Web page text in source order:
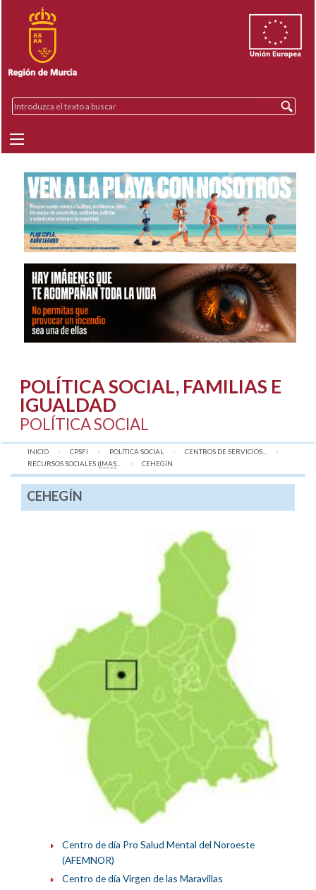
POLÍTICA SOCIAL, FAMILIAS E
IGUALDAD
POLÍTICA SOCIAL
INICIO CPSFI POLÍTICA SOCIAL
CENTROS DE SERVICIOS...
RECURSOS SOCIALES (IMAS AQUÍ:
CEHEGÍN
CEHEGÍN
Centro de día Pro Salud Mental del Noroeste
(AFEMNOR)
Centro de día Virgen de las Maravillas